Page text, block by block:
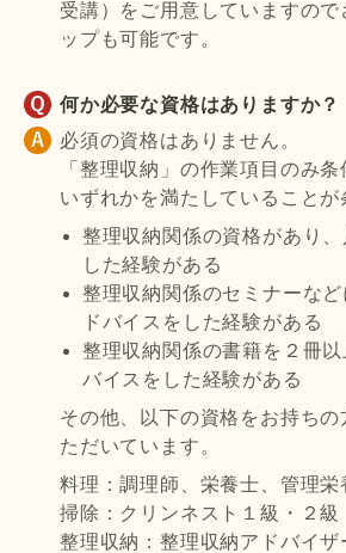
受講）をご用意していますの
ップも可能です。
何か必要な資格はありますか？
必須の資格はありません。
「整理収納」の作業項目のみ
いずれかを満たしていることが
整理収納関係の資格があり
した経験がある
整理収納関係のセミナーな
ドバイスをした経験がある
整理収納関係の書籍を２冊
バイスをした経験がある
その他、以下の資格をお持ち
ただいています。
料理：調理師、栄養士、管理栄
掃除：クリンネスト１級・２級
整理収納：整理収納アドバイ